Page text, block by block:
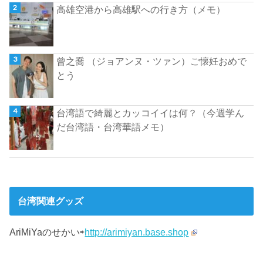
高雄空港から高雄駅への行き方（メモ）
曾之喬 （ジョアンヌ・ツァン）ご懐妊おめで
とう
台湾語で綺麗とカッコイイは何？（今週学ん
だ台湾語・台湾華語メモ）
台湾関連グッズ
AriMiYaのせかい⇨http://arimiyan.base.shop